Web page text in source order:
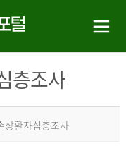
층조사
상환자심층조사